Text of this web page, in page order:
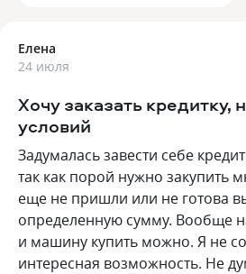
Елена
24 июля
Хочу заказать кредитку,
условий
Задумалась завести себе
так как порой нужно закупить
еще не пришли или не готова
определенную сумму. Вообще
и машину купить можно. Я не
интересная возможность. Не